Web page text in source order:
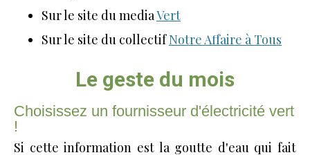
Sur le site du mediaVert
Sur le site du collectifNotre Affaire à Tous
Le geste du mois
Choisissez un fournisseur d'électricité vert
!
Si cette information est la goutte d'eau qui fait